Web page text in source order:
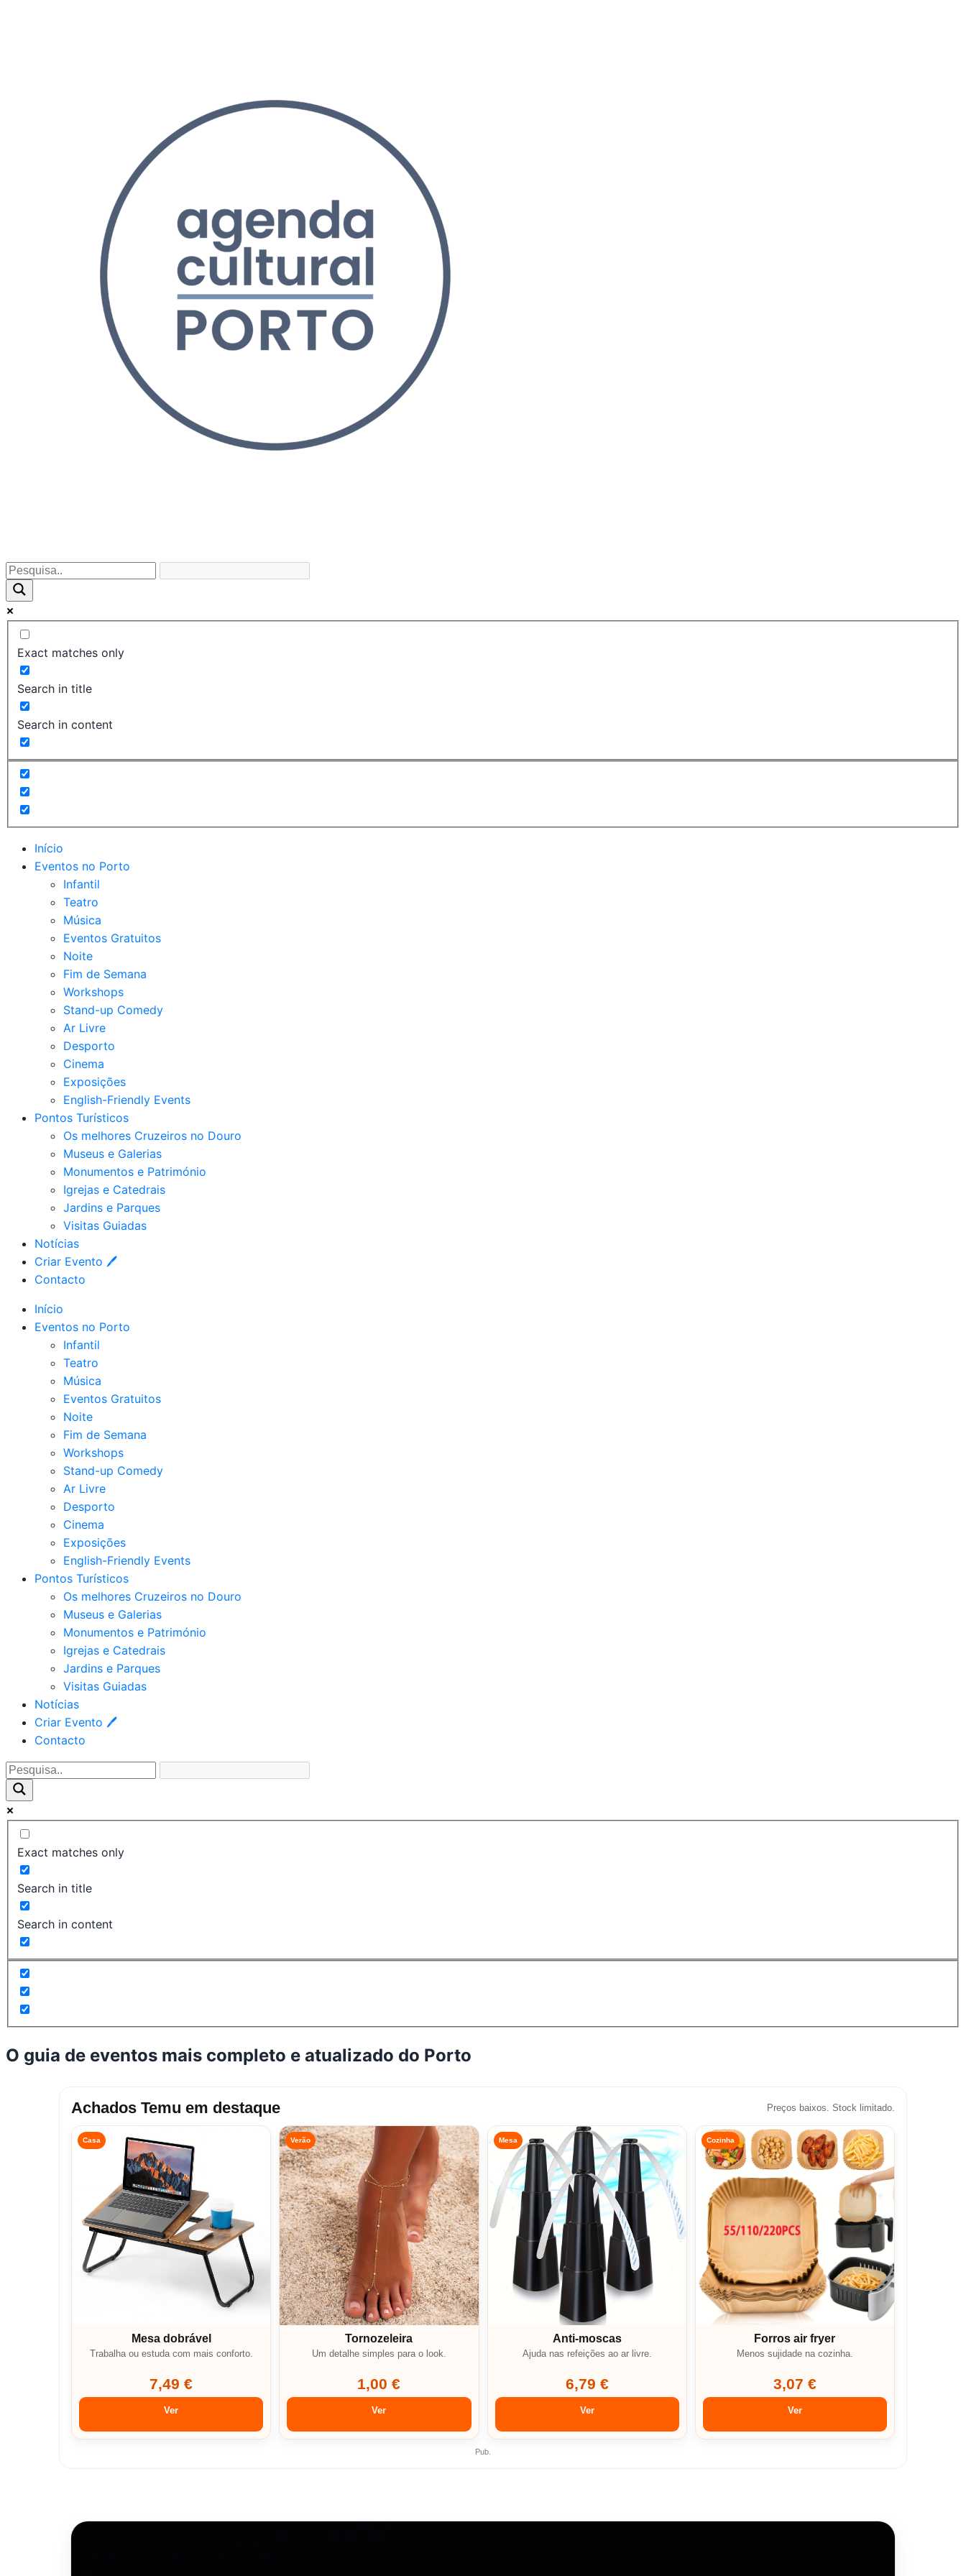
Exact matches only
Search in title
Search in content
Início
Eventos no Porto
Infantil
Teatro
Música
Eventos Gratuitos
Noite
Fim de Semana
Workshops
Stand-up Comedy
Ar Livre
Desporto
Cinema
Exposições
English-Friendly Events
Pontos Turísticos
Os melhores Cruzeiros no Douro​
Museus e Galerias
Monumentos e Património
Igrejas e Catedrais
Jardins e Parques
Visitas Guiadas
Notícias
Criar Evento 🖊
Contacto
Início
Eventos no Porto
Infantil
Teatro
Música
Eventos Gratuitos
Noite
Fim de Semana
Workshops
Stand-up Comedy
Ar Livre
Desporto
Cinema
Exposições
English-Friendly Events
Pontos Turísticos
Os melhores Cruzeiros no Douro​
Museus e Galerias
Monumentos e Património
Igrejas e Catedrais
Jardins e Parques
Visitas Guiadas
Notícias
Criar Evento 🖊
Contacto
Exact matches only
Search in title
Search in content
O guia de eventos mais completo e atualizado do Porto
Achados Temu em destaque Preços baixos. Stock limitado.
Casa
Mesa dobrável
Trabalha ou estuda com mais conforto.
7,49 €
Ver
Verão
Tornozeleira
Um detalhe simples para o look.
1,00 €
Ver
Mesa
Anti-moscas
Ajuda nas refeições ao ar livre.
6,79 €
Ver
Cozinha
Forros air fryer
Menos sujidade na cozinha.
3,07 €
Ver
Pub.